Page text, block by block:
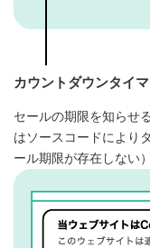
カウントダウンタイ
セールの期限を知らせ
はソースコードにより
ール期限が存在しない）